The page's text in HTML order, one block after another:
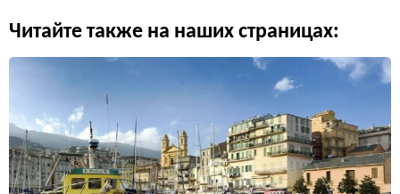
Читайте также на наших страницах: